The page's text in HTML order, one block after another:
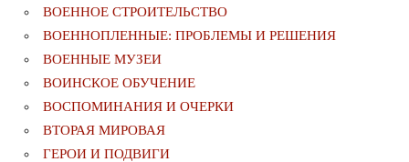
ВОЕННОЕ СТРОИТЕЛЬСТВО
ВОЕННОПЛЕННЫЕ: ПРОБЛЕМЫ И РЕШЕНИЯ
ВОЕННЫЕ МУЗЕИ
ВОИНСКОЕ ОБУЧЕНИЕ
ВОСПОМИНАНИЯ И ОЧЕРКИ
ВТОРАЯ МИРОВАЯ
ГЕРОИ И ПОДВИГИ